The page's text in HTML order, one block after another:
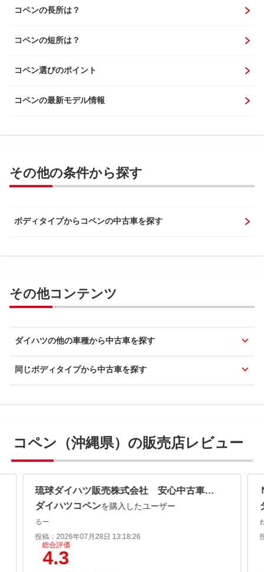
コペンの長所は？
コペンの短所は？
コペン選びのポイント
コペンの最新モデル情報
その他の条件から探す
ボディタイプからコペンの中古車を探す
その他コンテンツ
ダイハツの他の車種から中古車を探す
同じボディタイプから中古車を探す
コペン（沖縄県）の販売店レビュー
琉球ダイハツ販売株式会社 安心中古車パーク中部店
ダイハツコペンを購入したユーザー
るー
投稿：2026年07月28日 13:18:26
総合評価
4.3